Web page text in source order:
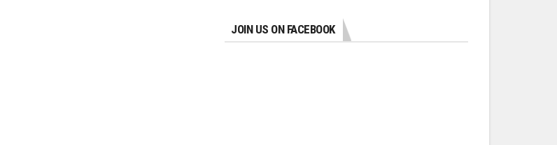
JOIN US ON FACEBOOK